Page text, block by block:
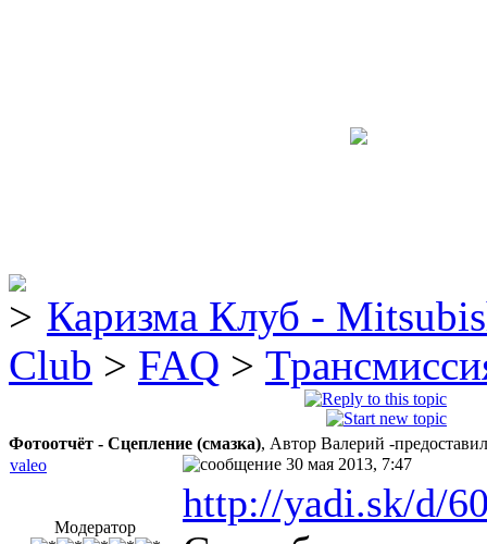
Каризма Клуб -
Club > FAQ >
Фотоотчёт - Сцепление (смазка), Автор Валерий -
valeo
30 мая 2013, 7:47
Модератор
http://yadi.sk/d/